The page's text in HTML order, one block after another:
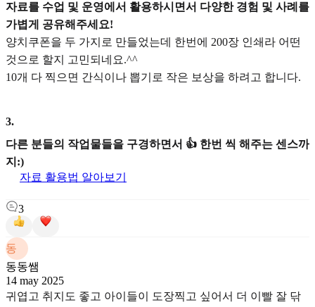
자료를 수업 및 운영에서 활용하시면서 다양한 경험 및 사례를
가볍게 공유해주세요!
양치쿠폰을 두 가지로 만들었는데 한번에 200장 인쇄라 어떤
것으로 할지 고민되네요.^^
10개 다 찍으면 간식이나 뽑기로 작은 보상을 하려고 합니다.
3.
다른 분들의 작업물들을 구경하면서 👍 한번 씩 해주는 센스까
지:)
자료 활용법 알아보기
3
동
동동쌤
14 may 2025
귀엽고 취지도 좋고 아이들이 도장찍고 싶어서 더 이빨 잘 닦